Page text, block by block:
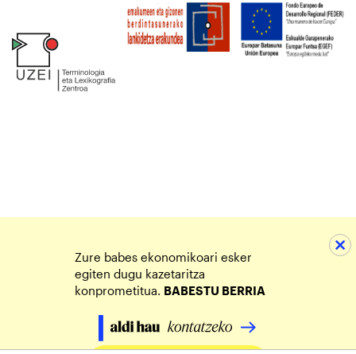
Zure babes ekonomikoari esker
egiten dugu kazetaritza
konprometitua. BABESTU BERRIA